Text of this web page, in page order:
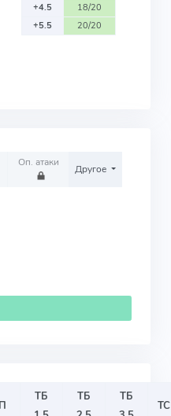
+4.5
18/20
+5.5
20/20
Оп. атаки
Другое
ТБ
ТБ
ТБ
ТС